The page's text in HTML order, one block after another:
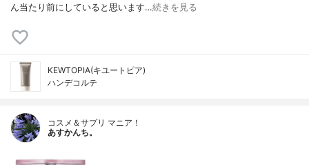
ん当たり前にしていると思います…続きを見る
KEWTOPIA(キユートピア)
ハンデコルテ
コスメ＆サプリ マニア！
あすかんち。